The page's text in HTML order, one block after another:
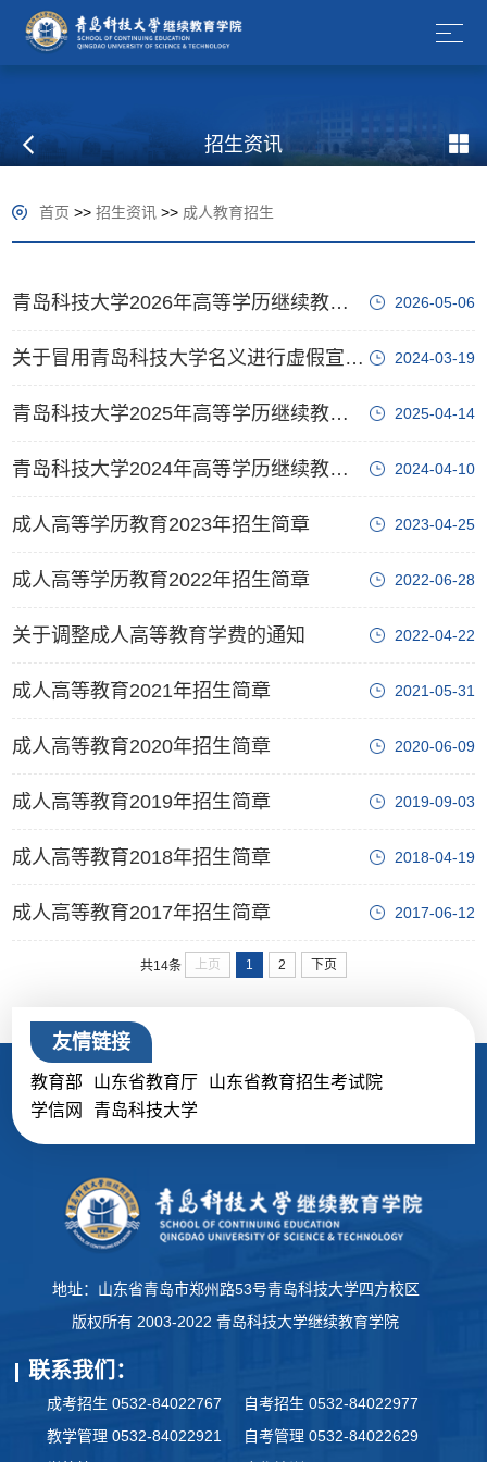
招生资讯
首页 >>招生资讯 >> 成人教育招生
青岛科技大学2026年高等学历继续教育招生简章 2026-05-06
关于冒用青岛科技大学名义进行虚假宣传的声明 2024-03-19
青岛科技大学2025年高等学历继续教育招生简章 2025-04-14
青岛科技大学2024年高等学历继续教育招生简章 2024-04-10
成人高等学历教育2023年招生简章 2023-04-25
成人高等学历教育2022年招生简章 2022-06-28
关于调整成人高等教育学费的通知 2022-04-22
成人高等教育2021年招生简章 2021-05-31
成人高等教育2020年招生简章 2020-06-09
成人高等教育2019年招生简章 2019-09-03
成人高等教育2018年招生简章 2018-04-19
成人高等教育2017年招生简章 2017-06-12
共14条 上页 1 2 下页
友情链接
教育部 山东省教育厅
山东省教育招生考试院
学信网
青岛科技大学
地址：山东省青岛市郑州路53号青岛科技大学四方校区
版权所有 2003-2022 青岛科技大学继续教育学院
联系我们：
成考招生 0532-84022767
自考招生 0532-84022977
教学管理 0532-84022921
自考管理 0532-84022629